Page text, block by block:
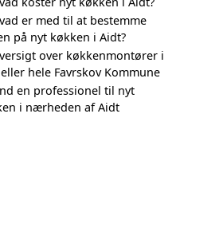
er med til at bestemme
på nyt køkken i Aidt?
over køkkenmontører i
hele Favrskov Kommune
en professionel til nyt
i nærheden af Aidt